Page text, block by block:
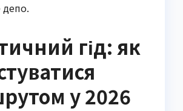
гід: як
у 2026